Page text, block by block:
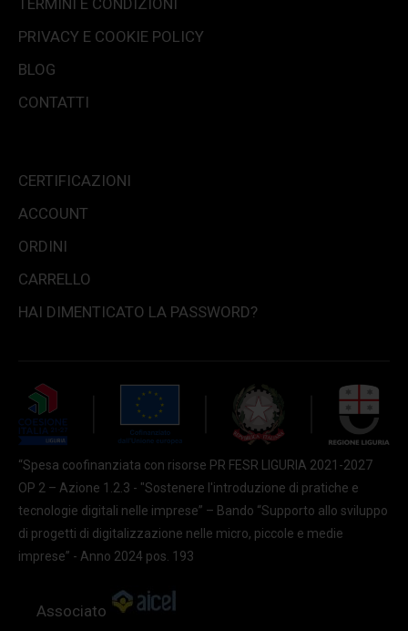
TERMINI E CONDIZIONI
PRIVACY E COOKIE POLICY
BLOG
CONTATTI
CERTIFICAZIONI
ACCOUNT
ORDINI
CARRELLO
HAI DIMENTICATO LA PASSWORD?
“Spesa coofinanziata con risorse PR FESR LIGURIA 2021-2027
OP 2 – Azione 1.2.3 - "Sostenere l'introduzione di pratiche e
tecnologie digitali nelle imprese” – Bando “Supporto allo sviluppo
di progetti di digitalizzazione nelle micro, piccole e medie
imprese” - Anno 2024 pos. 193
Associato